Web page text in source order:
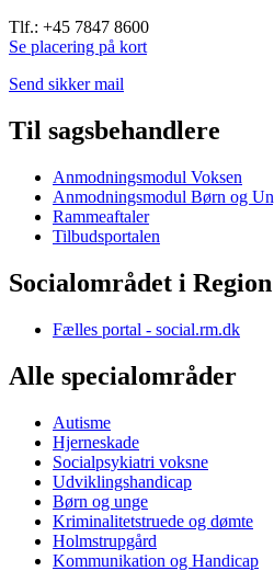
Tlf.: +45 7847 8600
Se placering på kort
Send sikker mail
Til sagsbehandlere
Anmodningsmodul Voksen
Anmodningsmodul Børn og
Rammeaftaler
Tilbudsportalen
Socialområdet i
Fælles portal - social.rm.dk
Alle specialområder
Autisme
Hjerneskade
Socialpsykiatri voksne
Udviklingshandicap
Børn og unge
Kriminalitetstruede og dømte
Holmstrupgård
Kommunikation og Handicap